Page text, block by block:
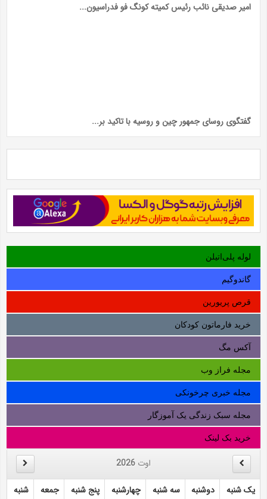
امیر صدیقی نائب رئیس کمیته کونگ فو فدراسیون...
گفتگوی روسای جمهور چین و روسیه با تاکید بر...
لوله‌ پلی‌اتیلن
گاندوگیم
قرص پریورین
خرید فارماتون کودکان
آکس مگ
مجله فراز وب
مجله خبری چرخونکی
مجله سبک زندگی یک آموزگار
خرید بک لینک
اوت 2026
یک شنبه دوشنبه سه شنبه چهارشنبه پنج شنبه جمعه
شنبه